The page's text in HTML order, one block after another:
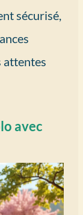
sécurisé,
attentes
avec